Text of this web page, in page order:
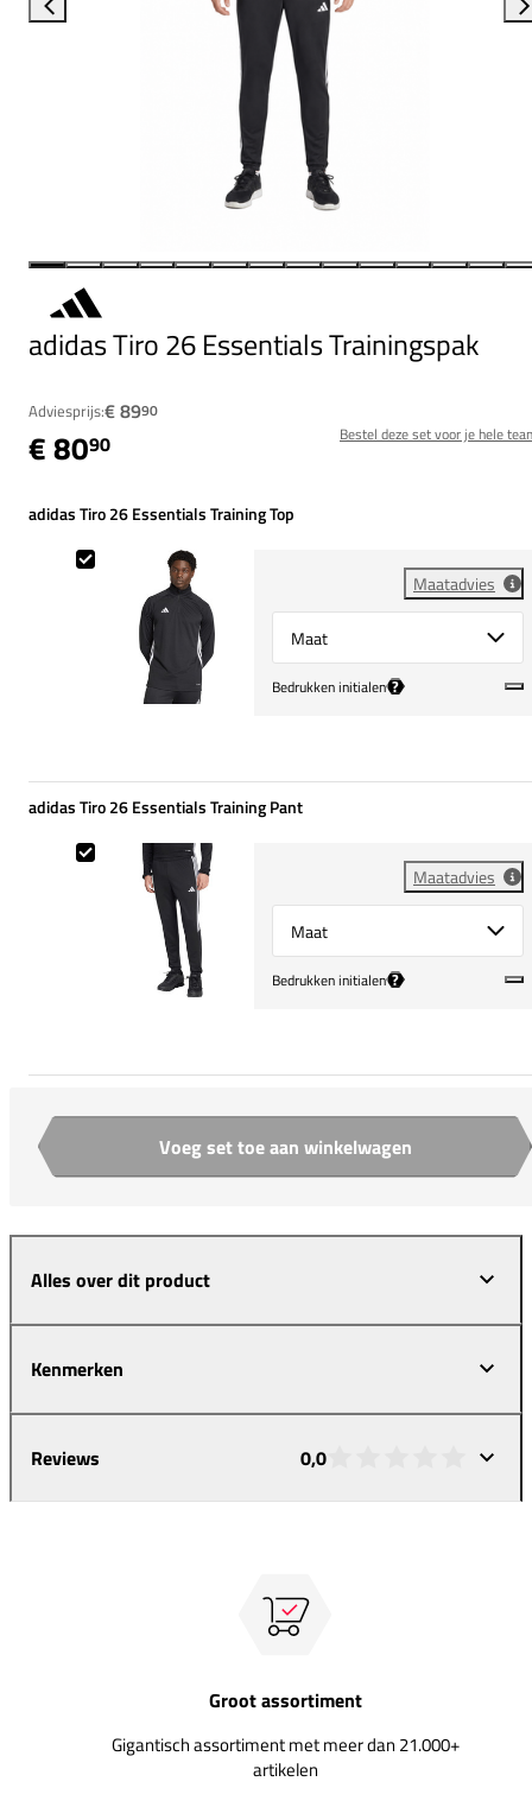
adidas Tiro 26 Essentials Trainingspak
Adviesprijs:€ 8990
€ 8090 Bestel deze set voor je hele
adidas Tiro 26 Essentials Training Top
Maatadvies
Select {option} for {name}
Bedrukken initialen ?
adidas Tiro 26 Essentials Training Top
adidas Tiro 26 Essentials Training Pant
Maatadvies
Select {option} for {name}
Bedrukken initialen ?
adidas Tiro 26 Essentials Training Pant
Aantal Voeg set toe aan winkelwagen
Alles over dit product
Kenmerken
Reviews 0,0
Groot assortiment
Gigantisch assortiment met meer dan 21.000+
artikelen